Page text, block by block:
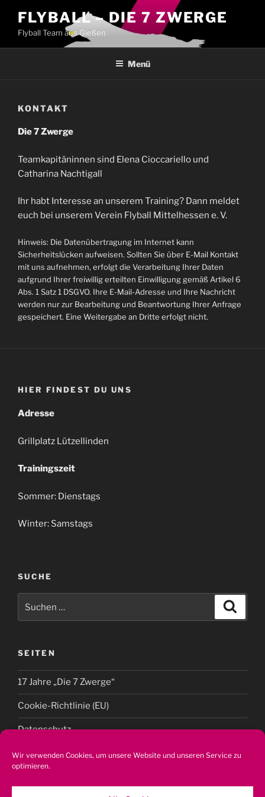
Wir verwenden Cookies, um unsere Website und unseren Service zu
optimieren.
Inhalt
springen
FLYBALL – DIE 7 ZWERGE
Flyball Team aus Gießen
Menü
KONTAKT
Die 7 Zwerge
Teamkapitäninnen sind Elena Cioccariello und
Catharina Nachtigall
Ihr habt Interesse an unserem Training? Dann meldet
euch bei unserem Verein Flyball Mittelhessen e. V.
Hinweis: Die Datenübertragung im Internet kann
Sicherheitslücken aufweisen. Sollten Sie über E-Mail Kontakt
mit uns aufnehmen, erfolgt die Verarbeitung Ihrer Daten
aufgrund Ihrer freiwillig erteilten Einwilligung gemäß Artikel 6
Abs. 1 Satz 1 DSGVO. Ihre E-Mail-Adresse und Ihre Nachricht
werden nur zur Bearbeitung und Beantwortung Ihrer Anfrage
gespeichert. Eine Weitergabe an Dritte erfolgt nicht.
HIER FINDEST DU UNS
Adresse
Grillplatz Lützellinden
Trainingszeit
Sommer: Dienstags
Winter: Samstags
SUCHE
nach:
SEITEN
17 Jahre „Die 7 Zwerge“
Cookie-Richtlinie (EU)
Datenschutz
Impressum